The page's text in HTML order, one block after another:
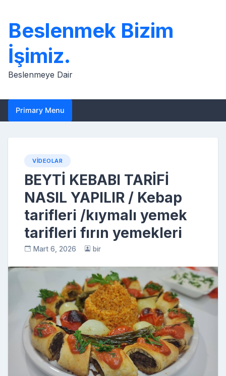
content
Beslenmek Bizim
İşimiz.
Beslenmeye Dair
Primary Menu
VIDEOLAR
BEYTİ KEBABI TARİFİ
NASIL YAPILIR / Kebap
tarifleri /kıymalı yemek
tarifleri fırın yemekleri
Mart 6, 2026 bir